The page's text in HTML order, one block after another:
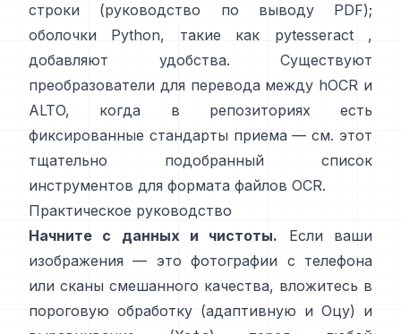
строки (руководство по выводу PDF);
оболочки Python, такие как
pytesseract
,
добавляют удобства. Существуют
преобразователи для перевода между hOCR и
ALTO, когда в репозиториях есть
фиксированные стандарты приема — см. этот
тщательно подобранный список
инструментов для формата файлов OCR.
Практическое руководство
Начните с данных и чистоты. Если ваши
изображения — это фотографии с телефона
или сканы смешанного качества, вложитесь в
пороговую обработку (адаптивную и Оцу) и